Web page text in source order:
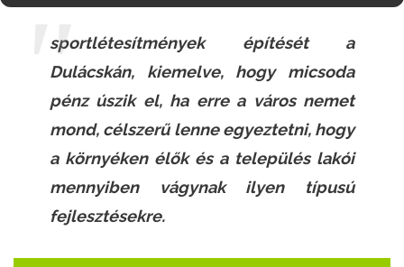
sportlétesítmények építését a
Dulácskán, kiemelve, hogy micsoda
pénz úszik el, ha erre a város nemet
mond, célszerű lenne egyeztetni, hogy
a környéken élők és a település lakói
mennyiben vágynak ilyen típusú
fejlesztésekre.